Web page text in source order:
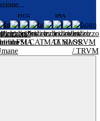
ITCG IPIA